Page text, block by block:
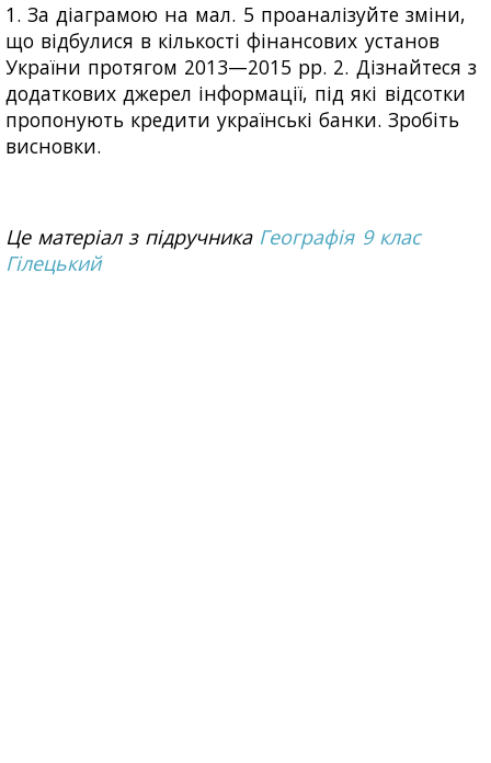
1. За діаграмою на мал. 5 проаналізуйте зміни,
що відбулися в кількості фінансових установ
України протягом 2013—2015 рр. 2. Дізнайтеся з
додаткових джерел інформації, під які відсотки
пропонують кредити українські банки. Зробіть
висновки.
Це матеріал з підручника Географія 9 клас
Гілецький